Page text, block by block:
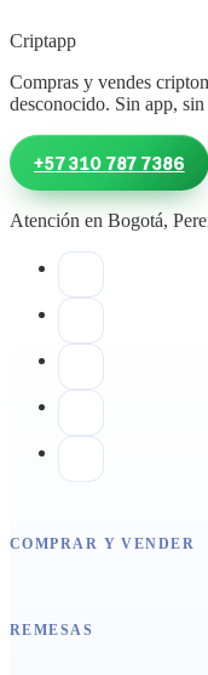
Criptapp
Compras y vendes
desconocido. Sin app,
+57 310 787 7386
Atención en Bogotá,
COMPRAR Y VENDER
REMESAS